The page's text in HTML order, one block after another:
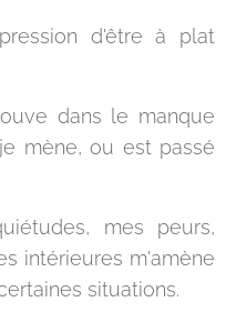
d'être à plat
dans le manque
mène, ou est passé
mes peurs,
intérieures m'amène
situations.